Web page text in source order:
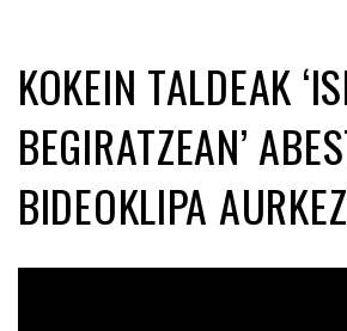
KOKEIN TALDEAK
BEGIRATZEAN’
BIDEOKLIPA